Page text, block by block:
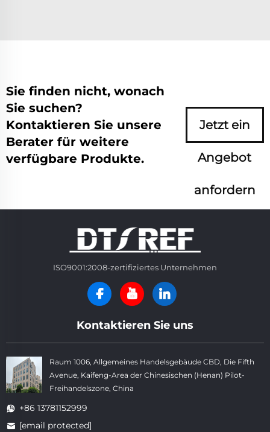
Sie finden nicht, wonach
Sie suchen?
Kontaktieren Sie unsere
Berater für weitere
verfügbare Produkte.
Jetzt ein
Angebot
anfordern
ISO9001:2008-zertifiziertes Unternehmen
Kontaktieren Sie uns
Raum 1006, Allgemeines Handelsgebäude CBD, Die Fifth
Avenue, Kaifeng-Area der Chinesischen (Henan) Pilot-
Freihandelszone, China
+86 13781152999
[email protected]